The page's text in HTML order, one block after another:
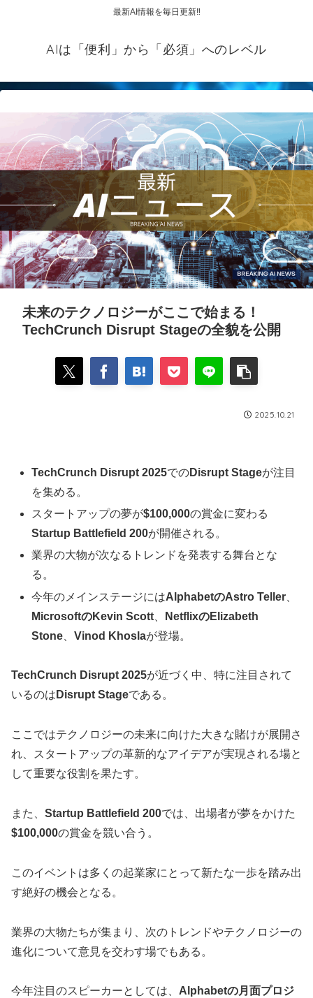
最新AI情報を毎日更新‼
AIは「便利」から「必須」へのレベル
未来のテクノロジーがここで始まる！
TechCrunch Disrupt Stageの全貌を公開
2025.10.21
TechCrunch Disrupt 2025でのDisrupt Stageが注目
を集める。
スタートアップの夢が$100,000の賞金に変わる
Startup Battlefield 200が開催される。
業界の大物が次なるトレンドを発表する舞台とな
る。
今年のメインステージにはAlphabetのAstro Teller
MicrosoftのKevin Scott
NetflixのElizabeth
Stone 、Vinod Khoslaが登場。
TechCrunch Disrupt 2025が近づく中、特に注目されて
いるのは Disrupt Stageである。
ここではテクノロジーの未来に向けた大きな賭けが展開さ
れ、スタートアップの革新的なアイデアが実現される場と
して重要な役割を果たす。
また、 Startup Battlefield 200では、出場者が夢をかけた
$100,000の賞金を競い合う。
このイベントは多くの起業家にとって新たな一歩を踏み出
す絶好の機会となる。
業界の大物たちが集まり、次のトレンドやテクノロジーの
進化について意見を交わす場でもある。
今年注目のスピーカーとしては、 Alphabetの月面プロジ